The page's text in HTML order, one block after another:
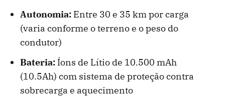
Autonomia: Entre 30 e 35 km por carga
(varia conforme o terreno e o peso do
condutor)
Bateria: Íons de Lítio de 10.500 mAh
(10.5Ah) com sistema de proteção contra
sobrecarga e aquecimento